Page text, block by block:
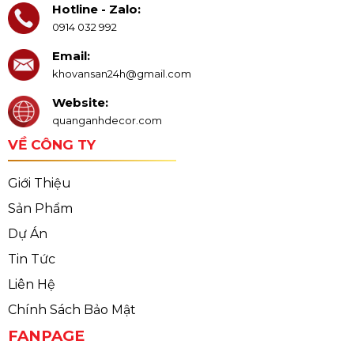
Hotline - Zalo:
0914 032 992
Email:
khovansan24h@gmail.com
Website:
quanganhdecor.com
VỀ CÔNG TY
Giới Thiệu
Sản Phẩm
Dự Án
Tin Tức
Liên Hệ
Chính Sách Bảo Mật
FANPAGE